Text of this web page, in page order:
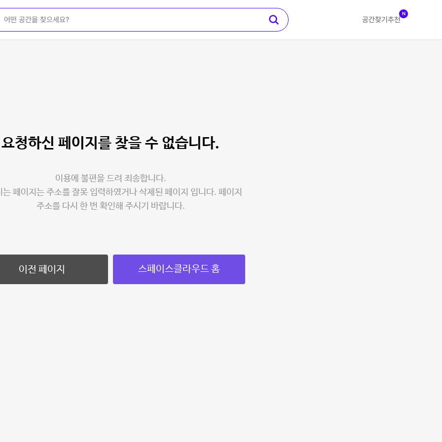
공간찾기 추천
N
요청하신 페이지를 찾을 수 없습니다.
이용에 불편을 드려 죄송합니다.
는 페이지는 주소를 잘못 입력하였거나 삭제된 페이지 입니다. 페이지
주소를 다시 한 번 확인해 주시기 바랍니다.
이전 페이지 스페이스클라우드 홈